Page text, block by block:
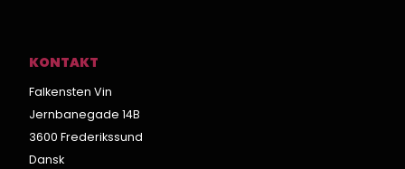
KONTAKT
Falkensten Vin
Jernbanegade 14B
3600 Frederikssund
Dansk